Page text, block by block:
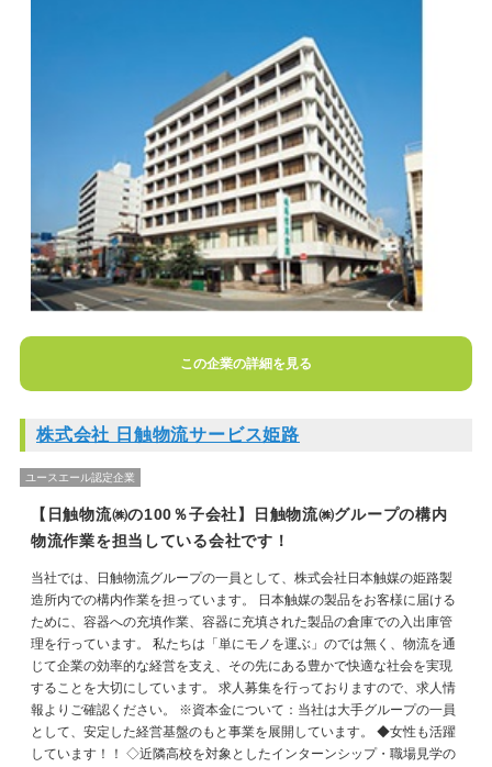
この企業の詳細を見る
株式会社 日触物流サービス姫路
ユースエール認定企業
【日触物流㈱の100％子会社】日触物流㈱グループの構内
物流作業を担当している会社です！
当社では、日触物流グループの一員として、株式会社日本触媒の姫路製
造所内での構内作業を担っています。 日本触媒の製品をお客様に届ける
ために、容器への充填作業、容器に充填された製品の倉庫での入出庫管
理を行っています。 私たちは「単にモノを運ぶ」のでは無く、物流を通
じて企業の効率的な経営を支え、その先にある豊かで快適な社会を実現
することを大切にしています。 求人募集を行っておりますので、求人情
報よりご確認ください。 ※資本金について：当社は大手グループの一員
として、安定した経営基盤のもと事業を展開しています。 ◆女性も活躍
しています！！ ◇近隣高校を対象としたインターンシップ・職場見学の